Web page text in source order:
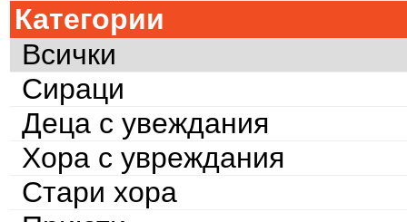
Категории
Всички
Сираци
Деца с увеждания
Хора с увреждания
Стари хора